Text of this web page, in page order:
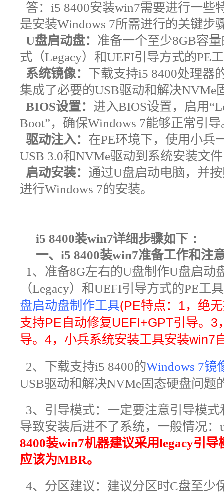
答：i5 8400安装win7需要进行一些
是安装Windows 7所需进行的关键步
U盘启动盘： 准备一个至少8GB容
式（Legacy）和UEFI引导方式的PE
系统镜像： 下载支持i5 8400处理器
集成了必要的USB驱动和解决NVMe
BIOS设置： 进入BIOS设置，启用
Boot”，确保Windows 7能够正常引
驱动注入： 在PE环境下，使用小兵
USB 3.0和NVMe驱动到系统安装文
启动安装： 通过U盘启动电脑，并
进行Windows 7的安装。
i5 8400装win7详细步骤如下：
一、i5 8400装win7准备工作和注
1 、准备8G左右的U盘制作U盘启动
（Legacy）和UEFI引导方式的PE工
盘启动盘制作工具(PE特点：1，绝
支持PE自动修复UEFI+GPT引导。
导。4，小兵系统安装工具安装win7
2、 下载支持i5 8400的Windows 7镜
USB驱动和解决NVMe固态硬盘问题
3、引导模式：一定要注意引导模
导致安装后进不了系统，一般情况：
8400装win7机器建议采用legacy引
应该为MBR。
4、分区建议：建议分区时C盘至少